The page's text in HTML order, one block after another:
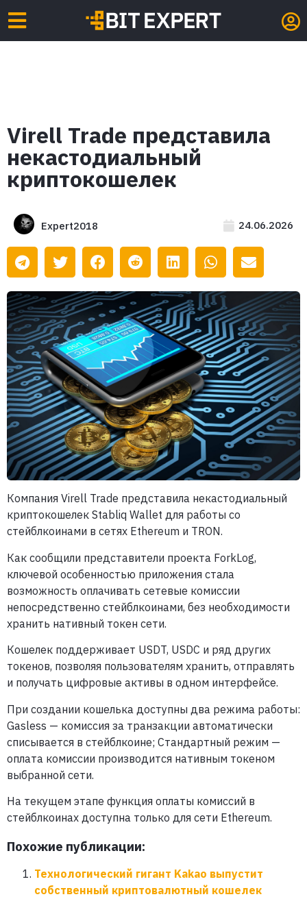
Virell Trade представила
некастодиальный
криптокошелек
Expert2018 24.06.2026
Компания Virell Trade представила некастодиальный
криптокошелек Stabliq Wallet для работы со
стейблкоинами в сетях Ethereum и TRON.
Как сообщили представители проекта ForkLog,
ключевой особенностью приложения стала
возможность оплачивать сетевые комиссии
непосредственно стейблкоинами, без необходимости
хранить нативный токен сети.
Кошелек поддерживает USDT, USDC и ряд других
токенов, позволяя пользователям хранить, отправлять
и получать цифровые активы в одном интерфейсе.
При создании кошелька доступны два режима работы:
Gasless — комиссия за транзакции автоматически
списывается в стейблкоине; Стандартный режим —
оплата комиссии производится нативным токеном
выбранной сети.
На текущем этапе функция оплаты комиссий в
стейблкоинах доступна только для сети Ethereum.
Похожие публикации:
Технологический гигант Kakao выпустит
собственный криптовалютный кошелек